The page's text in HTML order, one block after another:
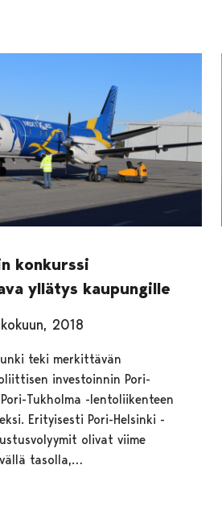
konkurssi
yllätys kaupungille
2018
teki merkittävän
investoinnin Pori-
Tukholma -lentoliikenteen
Erityisesti Pori-Helsinki -
olivat viime
tasolla,…